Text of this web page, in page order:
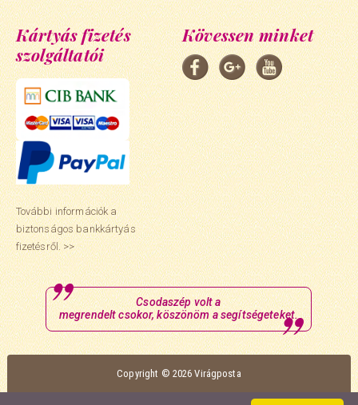
Kártyás fizetés
szolgáltatói
További információk a
biztonságos bankkártyás
fizetésről. >>
Kövessen minket
Csodaszép volt a
megrendelt csokor, köszönöm a segítségeteket.
Copyright © 2026 Virágposta